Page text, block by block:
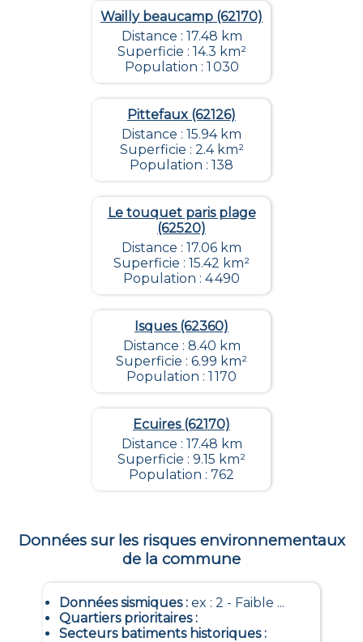
Wailly beaucamp (62170)
Distance : 17.48 km
Superficie : 14.3 km²
Population : 1 030
Pittefaux (62126)
Distance : 15.94 km
Superficie : 2.4 km²
Population : 138
Le touquet paris plage
(62520)
Distance : 17.06 km
Superficie : 15.42 km²
Population : 4 490
Isques (62360)
Distance : 8.40 km
Superficie : 6.99 km²
Population : 1 170
Ecuires (62170)
Distance : 17.48 km
Superficie : 9.15 km²
Population : 762
Données sur les risques environnementaux
de la commune
Données sismiques: ex : 2 - Faible ...
Quartiers prioritaires:
Secteurs batiments historiques: